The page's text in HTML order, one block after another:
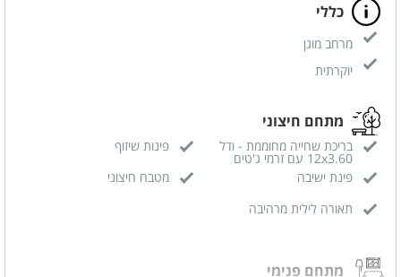
כללי
מרחב מוגן
יוקרתית
מתחם חיצוני
בריכת שחייה מחוממת - ודל
12x3.60 עם זרמי ג'טים
פינות שיזוף
פינת ישיבה
מטבח חיצוני
תאורה לילית מרהיבה
מתחם פנימי